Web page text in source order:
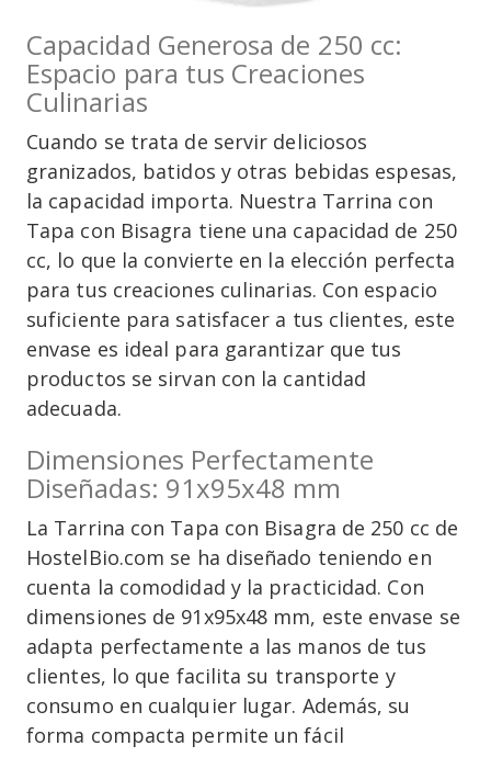
Capacidad Generosa de 250 cc:
Espacio para tus Creaciones
Culinarias
Cuando se trata de servir deliciosos
granizados, batidos y otras bebidas espesas,
la capacidad importa. Nuestra Tarrina con
Tapa con Bisagra tiene una capacidad de 250
cc, lo que la convierte en la elección perfecta
para tus creaciones culinarias. Con espacio
suficiente para satisfacer a tus clientes, este
envase es ideal para garantizar que tus
productos se sirvan con la cantidad
adecuada.
Dimensiones Perfectamente
Diseñadas: 91x95x48 mm
La Tarrina con Tapa con Bisagra de 250 cc de
HostelBio.com se ha diseñado teniendo en
cuenta la comodidad y la practicidad. Con
dimensiones de 91x95x48 mm, este envase se
adapta perfectamente a las manos de tus
clientes, lo que facilita su transporte y
consumo en cualquier lugar. Además, su
forma compacta permite un fácil